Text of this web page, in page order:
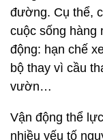
đường. Cụ thể,
cuộc sống hàng
động: hạn chế
bộ thay vì cầu
vườn…
Vận động thể
nhiều yếu tố